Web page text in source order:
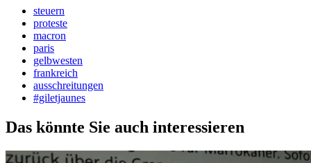
steuern
proteste
macron
paris
gelbwesten
frankreich
ausschreitungen
#giletjaunes
Das könnte Sie auch interessieren